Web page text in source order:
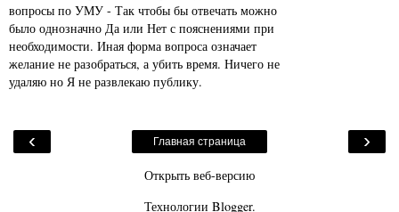
вопросы по УМУ - Так чтобы бы отвечать можно
было однозначно Да или Нет с пояснениями при
необходимости. Иная форма вопроса означает
желание не разобраться, а убить время. Ничего не
удаляю но Я не развлекаю публику.
‹ ›
Главная страница
Открыть веб-версию
Технологии Blogger.